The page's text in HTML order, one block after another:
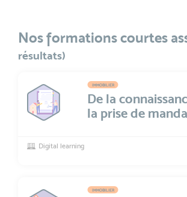
Nos formations courtes
résultats)
IMMOBILIER
De la
la prise de
Digital learning
IMMOBILIER